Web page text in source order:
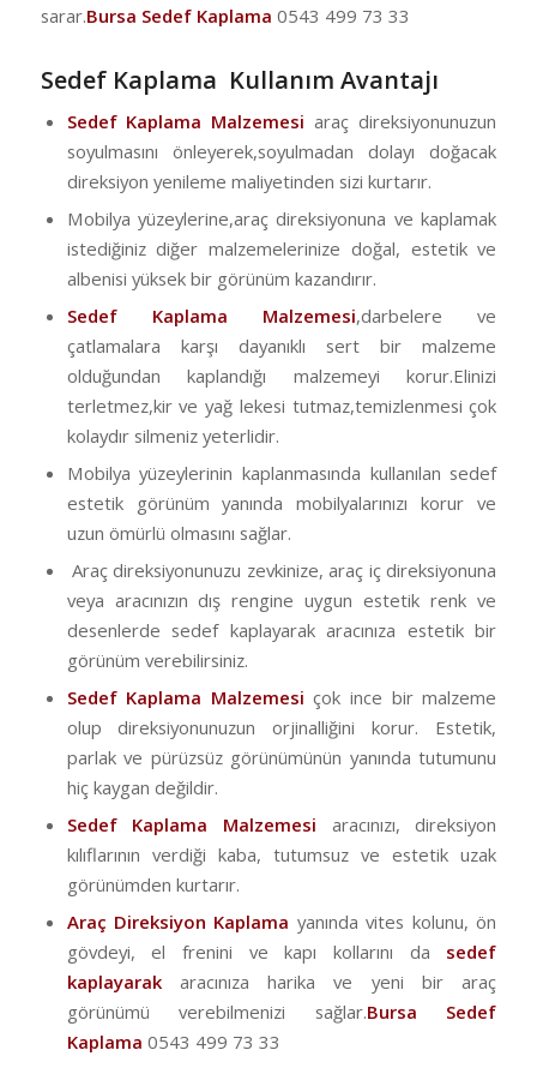
sarar.Bursa Sedef Kaplama 0543 499 73 33
Sedef Kaplama Kullanım Avantajı
Sedef Kaplama Malzemesi araç direksiyonunuzun
soyulmasını önleyerek,soyulmadan dolayı doğacak
direksiyon yenileme maliyetinden sizi kurtarır.
Mobilya yüzeylerine,araç direksiyonuna ve kaplamak
istediğiniz diğer malzemelerinize doğal, estetik ve
albenisi yüksek bir görünüm kazandırır.
Sedef Kaplama Malzemesi,darbelere ve
çatlamalara karşı dayanıklı sert bir malzeme
olduğundan kaplandığı malzemeyi korur.Elinizi
terletmez,kir ve yağ lekesi tutmaz,temizlenmesi çok
kolaydır silmeniz yeterlidir.
Mobilya yüzeylerinin kaplanmasında kullanılan sedef
estetik görünüm yanında mobilyalarınızı korur ve
uzun ömürlü olmasını sağlar.
Araç direksiyonunuzu zevkinize, araç iç direksiyonuna
veya aracınızın dış rengine uygun estetik renk ve
desenlerde sedef kaplayarak aracınıza estetik bir
görünüm verebilirsiniz.
Sedef Kaplama Malzemesi çok ince bir malzeme
olup direksiyonunuzun orjinalliğini korur. Estetik,
parlak ve pürüzsüz görünümünün yanında tutumunu
hiç kaygan değildir.
Sedef Kaplama Malzemesi aracınızı, direksiyon
kılıflarının verdiği kaba, tutumsuz ve estetik uzak
görünümden kurtarır.
Araç Direksiyon Kaplama yanında vites kolunu, ön
gövdeyi, el frenini ve kapı kollarını da sedef
kaplayarakaracınıza harika ve yeni bir araç
görünümü verebilmenizi sağlar.Bursa Sedef
Kaplama 0543 499 73 33